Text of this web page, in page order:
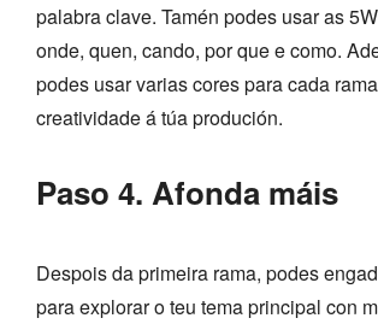
palabra clave. Tamén podes usar as
onde, quen, cando, por que e como.
podes usar varias cores para cada
creatividade á túa produción.
Paso 4. Afonda máis
Despois da primeira rama, podes
para explorar o teu tema principal con